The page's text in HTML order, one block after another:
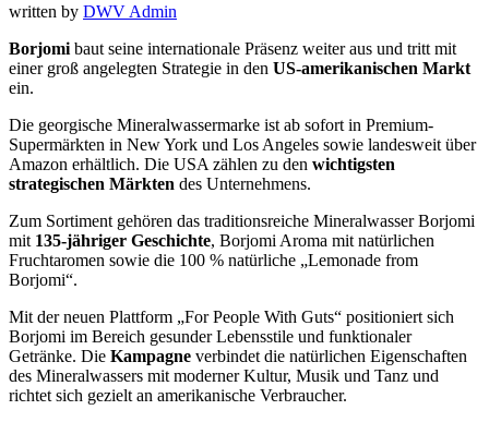
written by DWV Admin
Borjomi baut seine internationale Präsenz weiter aus und tritt mit
einer groß angelegten Strategie in den US-amerikanischen Markt
ein.
Die georgische Mineralwassermarke ist ab sofort in Premium-
Supermärkten in New York und Los Angeles sowie landesweit über
Amazon erhältlich. Die USA zählen zu den wichtigsten
strategischen Märkten des Unternehmens.
Zum Sortiment gehören das traditionsreiche Mineralwasser Borjomi
mit 135-jähriger Geschichte, Borjomi Aroma mit natürlichen
Fruchtaromen sowie die 100 % natürliche „Lemonade from
Borjomi“.
Mit der neuen Plattform „For People With Guts“ positioniert sich
Borjomi im Bereich gesunder Lebensstile und funktionaler
Getränke. Die Kampagne verbindet die natürlichen Eigenschaften
des Mineralwassers mit moderner Kultur, Musik und Tanz und
richtet sich gezielt an amerikanische Verbraucher.